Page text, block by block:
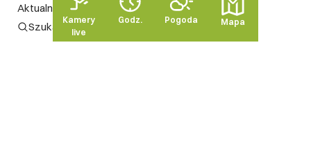
Aktualności
Szukaj na stronie
Nasze standardy
Kamery
live
Godz. Pogoda Mapa